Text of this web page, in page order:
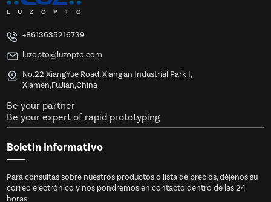
+8613635216739
luzopto@luzopto.com
No.22 XiangYue Road, Xiang'an Industrial Park I,
Xiamen,FuJian,China
Be your partner
Be your expert of rapid prototyping
Boletin Informativo
Para consultas sobre nuestros productos o lista de precios, déjenos su
correo electrónico y nos pondremos en contacto dentro de las 24
horas.